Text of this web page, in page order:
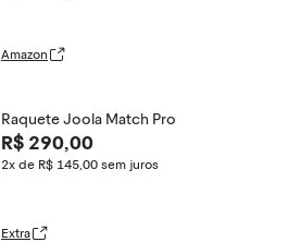
Amazon
Raquete Joola Match Pro
R$ 290,00
2x de R$ 145,00 sem juros
Extra